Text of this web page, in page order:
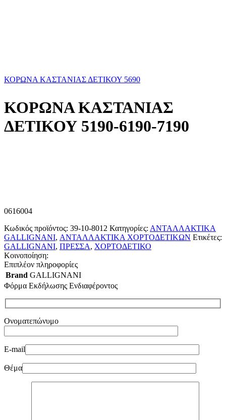
ΚΟΡΩΝΑ ΚΑΣΤΑΝΙΑΣ ΔΕΤΙΚΟΥ 5690
ΚΟΡΩΝΑ ΚΑΣΤΑΝΙΑΣ
ΔΕΤΙΚΟΥ 5190-6190-7190
0616004
Κωδικός προϊόντος: 39-10-8012 Κατηγορίες: ΑΝΤΑΛΛΑΚΤΙΚΑ
GALLIGNANI, ΑΝΤΑΛΛΑΚΤΙΚΑ ΧΟΡΤΟΔΕΤΙΚΩΝ Ετικέτες:
GALLIGNANI, ΠΡΕΣΣΑ, ΧΟΡΤΟΔΕΤΙΚΟ
Κοινοποίηση:
Επιπλέον πληροφορίες
Brand GALLIGNANI
Φόρμα Εκδήλωσης Ενδιαφέροντος
Ονοματεπώνυμο
E-mail
Θέμα